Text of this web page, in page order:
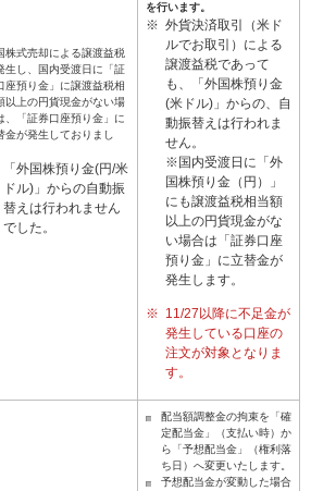
株式売却による譲渡益税
生し、国内受渡日に「証
座預り金」に譲渡益税相
以上の円貨現金がない場
、「証券口座預り金」に
金が発生しておりまし
「外国株預り金(円/米
ドル)」からの自動振
替えは行われません
でした。
を行います。
※ 外貨決済取引（米ド
ルでお取引）による
譲渡益税であって
も、「外国株預り金
(米ドル)」からの、自
動振替えは行われま
せん。
※国内受渡日に「外
国株預り金（円）」
にも譲渡益税相当額
以上の円貨現金がな
い場合は「証券口座
預り金」に立替金が
発生します。
※ 11/27以降に不足金が
発生している口座の
注文が対象となりま
す。
配当額調整金の拘束を「確
定配当金」（支払い時）か
ら「予想配当金」（権利落
ち日）へ変更いたします。
予想配当金が変動した場合